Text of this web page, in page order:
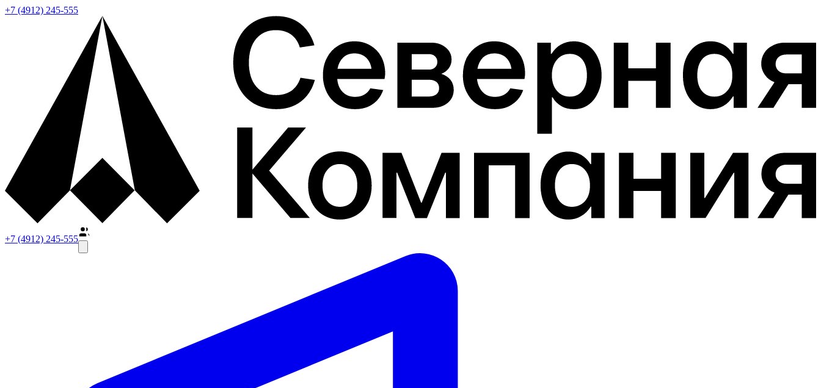
+7 (4912) 245-555
+7 (4912) 245-555